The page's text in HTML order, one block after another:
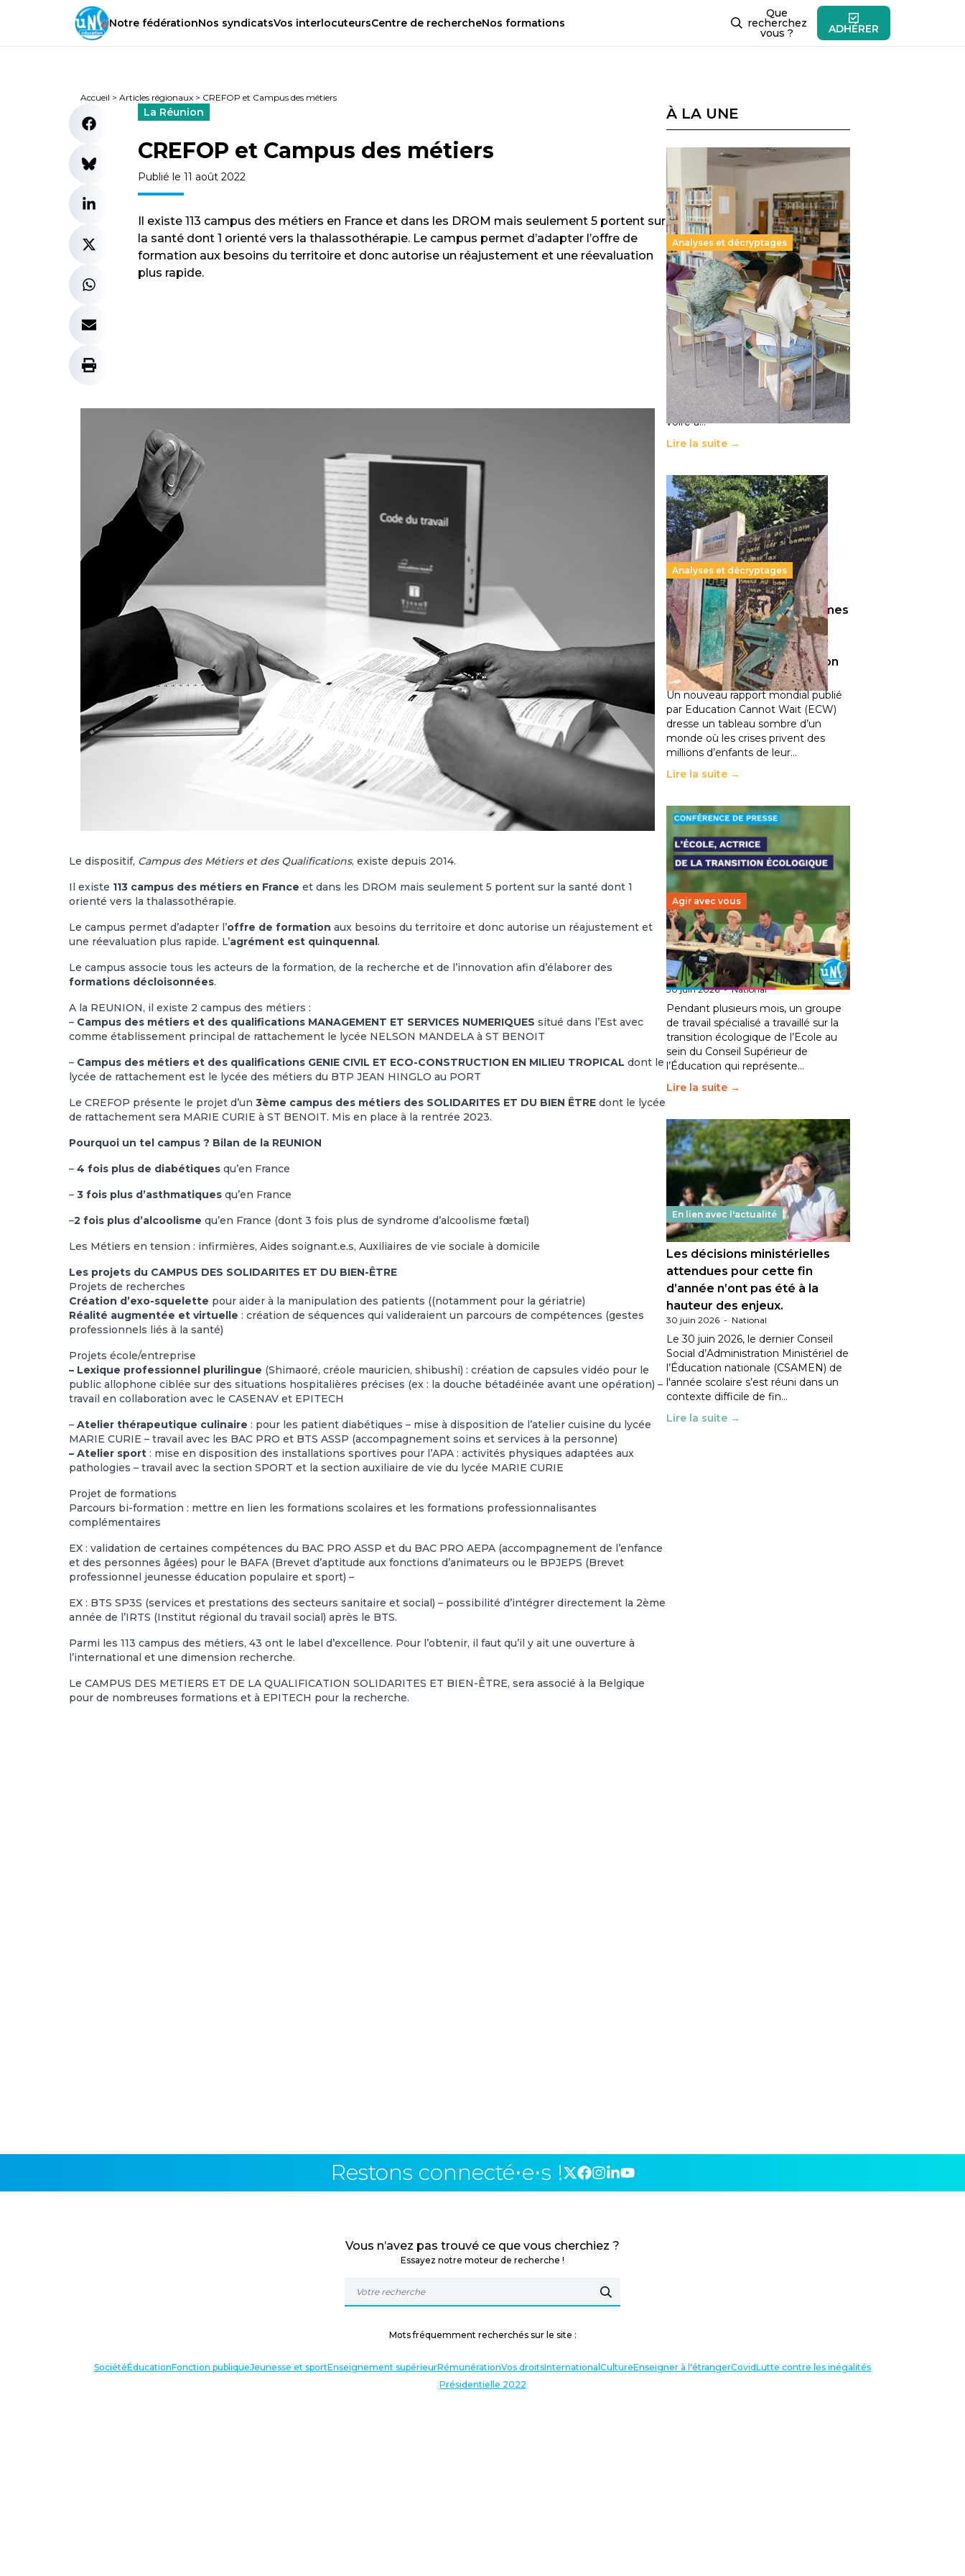
Notre fédérationNos syndicatsVos interlocuteursCentre de rechercheNos formations
Que
recherchez
vous ? ADHÉRER
Accueil > Articles régionaux > CREFOP et Campus des métiers
La Réunion
CREFOP et Campus des métiers
Publié le 11 août 2022
Il existe 113 campus des métiers en France et dans les DROM mais seulement 5 portent sur
la santé dont 1 orienté vers la thalassothérapie. Le campus permet d’adapter l’offre de
formation aux besoins du territoire et donc autorise un réajustement et une réevaluation
plus rapide.
Le dispositif, Campus des Métiers et des Qualifications, existe depuis 2014.
Il existe 113 campus des métiers en France et dans les DROM mais seulement 5 portent sur la santé dont 1
orienté vers la thalassothérapie.
Le campus permet d’adapter l’offre de formation aux besoins du territoire et donc autorise un réajustement et
une réevaluation plus rapide. L’agrément est quinquennal.
Le campus associe tous les acteurs de la formation, de la recherche et de l’innovation afin d’élaborer des
formations décloisonnées.
A la REUNION, il existe 2 campus des métiers :
– Campus des métiers et des qualifications MANAGEMENT ET SERVICES NUMERIQUES situé dans l’Est avec
comme établissement principal de rattachement le lycée NELSON MANDELA à ST BENOIT
– Campus des métiers et des qualifications GENIE CIVIL ET ECO-CONSTRUCTION EN MILIEU TROPICAL dont le
lycée de rattachement est le lycée des métiers du BTP JEAN HINGLO au PORT
Le CREFOP présente le projet d’un 3ème campus des métiers des SOLIDARITES ET DU BIEN ÊTRE dont le lycée
de rattachement sera MARIE CURIE à ST BENOIT. Mis en place à la rentrée 2023.
Pourquoi un tel campus ? Bilan de la REUNION
– 4 fois plus de diabétiques qu’en France
– 3 fois plus d’asthmatiques qu’en France
–2 fois plus d’alcoolisme qu’en France (dont 3 fois plus de syndrome d’alcoolisme fœtal)
Les Métiers en tension : infirmières, Aides soignant.e.s, Auxiliaires de vie sociale à domicile
Les projets du CAMPUS DES SOLIDARITES ET DU BIEN-ÊTRE
Projets de recherches
Création d’exo-squelette pour aider à la manipulation des patients ((notamment pour la gériatrie)
Réalité augmentée et virtuelle : création de séquences qui valideraient un parcours de compétences (gestes
professionnels liés à la santé)
Projets école/entreprise
– Lexique professionnel plurilingue (Shimaoré, créole mauricien, shibushi) : création de capsules vidéo pour le
public allophone ciblée sur des situations hospitalières précises (ex : la douche bétadéinée avant une opération) –
travail en collaboration avec le CASENAV et EPITECH
– Atelier thérapeutique culinaire : pour les patient diabétiques – mise à disposition de l’atelier cuisine du lycée
MARIE CURIE – travail avec les BAC PRO et BTS ASSP (accompagnement soins et services à la personne)
– Atelier sport : mise en disposition des installations sportives pour l’APA : activités physiques adaptées aux
pathologies – travail avec la section SPORT et la section auxiliaire de vie du lycée MARIE CURIE
Projet de formations
Parcours bi-formation : mettre en lien les formations scolaires et les formations professionnalisantes
complémentaires
EX : validation de certaines compétences du BAC PRO ASSP et du BAC PRO AEPA (accompagnement de l’enfance
et des personnes âgées) pour le BAFA (Brevet d’aptitude aux fonctions d’animateurs ou le BPJEPS (Brevet
professionnel jeunesse éducation populaire et sport) –
EX : BTS SP3S (services et prestations des secteurs sanitaire et social) – possibilité d’intégrer directement la 2ème
année de l’IRTS (Institut régional du travail social) après le BTS.
Parmi les 113 campus des métiers, 43 ont le label d’excellence. Pour l’obtenir, il faut qu’il y ait une ouverture à
l’international et une dimension recherche.
Le CAMPUS DES METIERS ET DE LA QUALIFICATION SOLIDARITES ET BIEN-ÊTRE, sera associé à la Belgique
pour de nombreuses formations et à EPITECH pour la recherche.
À LA UNE
Analyses et décryptages
Supérieur privé : une dérive
qui met à mal la promesse
républicaine
11 juillet 2026- National
Le projet de loi sur la régulation de
l’enseignement supérieur privé met
en lumière l’amplification d’un
système qui relègue l’acte
pédagogique au superfétatoire,
voire à…
Lire la suite →
Analyses et décryptages
258 millions d’enfants victimes
de la guerre, des chocs
climatiques et des
déplacements de population
11 juillet 2026 -National
Un nouveau rapport mondial publié
par Education Cannot Wait (ECW)
dresse un tableau sombre d’un
monde où les crises privent des
millions d’enfants de leur…
Lire la suite →
Agir avec vous
Transition écologique de
l’éducation : l’UNSA Éducation
fait bouger les lignes
30 juin 2026-National
Pendant plusieurs mois, un groupe
de travail spécialisé a travaillé sur la
transition écologique de l’Ecole au
sein du Conseil Supérieur de
l’Éducation qui représente…
Lire la suite →
En lien avec l'actualité
Les décisions ministérielles
attendues pour cette fin
d’année n’ont pas été à la
hauteur des enjeux.
30 juin 2026 - National
Le 30 juin 2026, le dernier Conseil
Social d’Administration Ministériel de
l’Éducation nationale (CSAMEN) de
l'année scolaire s’est réuni dans un
contexte difficile de fin…
Lire la suite →
Restons connecté⋅e⋅s !
Vous n’avez pas trouvé ce que vous cherchiez ?
Essayez notre moteur de recherche !
Mots fréquemment recherchés sur le site :
SociétéÉducationFonction publiqueJeunesse et sportEnseignement supérieurRémunérationVos droitsInternational CultureEnseigner à l'étrangerCovidLutte contre les inégalités
Présidentielle 2022